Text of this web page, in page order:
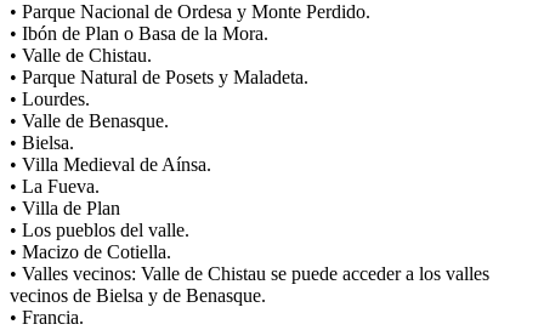
• Parque Nacional de Ordesa y Monte Perdido.
• Ibón de Plan o Basa de la Mora.
• Valle de Chistau.
• Parque Natural de Posets y Maladeta.
• Lourdes.
• Valle de Benasque.
• Bielsa.
• Villa Medieval de Aínsa.
• La Fueva.
• Villa de Plan
• Los pueblos del valle.
• Macizo de Cotiella.
• Valles vecinos: Valle de Chistau se puede acceder a los valles
vecinos de Bielsa y de Benasque.
• Francia.